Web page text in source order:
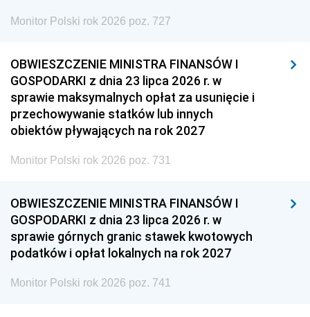
Monitor Polski rok 2026 poz. 727
OBWIESZCZENIE MINISTRA FINANSÓW I
GOSPODARKI z dnia 23 lipca 2026 r. w
sprawie maksymalnych opłat za usunięcie i
przechowywanie statków lub innych
obiektów pływających na rok 2027
Monitor Polski rok 2026 poz. 731
OBWIESZCZENIE MINISTRA FINANSÓW I
GOSPODARKI z dnia 23 lipca 2026 r. w
sprawie górnych granic stawek kwotowych
podatków i opłat lokalnych na rok 2027
Monitor Polski rok 2026 poz. 741